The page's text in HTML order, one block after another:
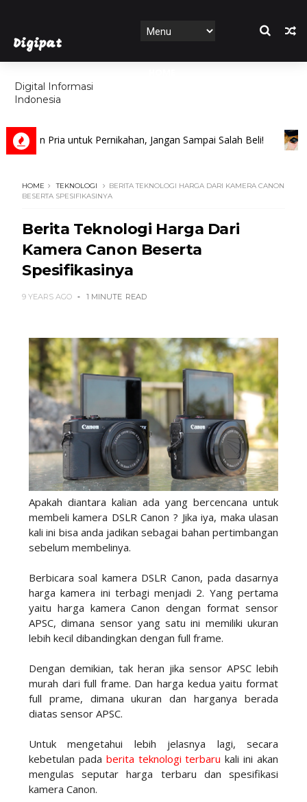
Digipat
Digital Informasi
Indonesia
FEATURES
Pria untuk Pernikahan, Jangan Sampai Salah Beli!
HOME TEKNOLOGI
BERITA TEKNOLOGI HARGA DARI KAMERA CANON
BESERTA SPESIFIKASINYA
Berita Teknologi Harga Dari
Kamera Canon Beserta
Spesifikasinya
9 YEARS AGO 1 MINUTE READ
Apakah diantara kalian ada yang bercencana untuk
membeli kamera DSLR Canon ? Jika iya, maka ulasan
kali ini bisa anda jadikan sebagai bahan pertimbangan
sebelum membelinya.
Berbicara soal kamera DSLR Canon, pada dasarnya
harga kamera ini terbagi menjadi 2. Yang pertama
yaitu harga kamera Canon dengan format sensor
APSC, dimana sensor yang satu ini memiliki ukuran
lebih kecil dibandingkan dengan full frame.
Dengan demikian, tak heran jika sensor APSC lebih
murah dari full frame. Dan harga kedua yaitu format
full prame, dimana ukuran dan harganya berada
diatas sensor APSC.
Untuk mengetahui lebih jelasnya lagi, secara
kebetulan pada berita teknologi terbaru kali ini akan
mengulas seputar harga terbaru dan spesifikasi
kamera Canon.